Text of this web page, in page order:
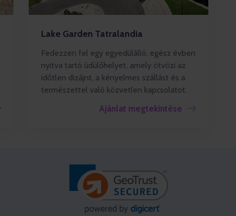
Lake Garden Tatralandia
Fedezzen fel egy egyedülálló, egész évben
nyitva tartó üdülőhelyet, amely ötvözi az
időtlen dizájnt, a kényelmes szállást és a
természettel való közvetlen kapcsolatot.
Ajánlat megtekintése